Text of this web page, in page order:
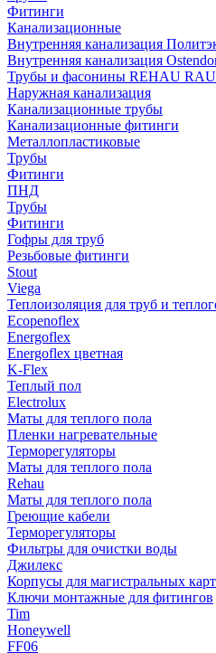
Фитинги
Канализационные
Внутренняя канализация
Внутренняя канализация
Трубы и фасонины REHAU
Наружная канализация
Канализационные трубы
Канализационные фитинги
Металлопластиковые
Трубы
Фитинги
ПНД
Трубы
Фитинги
Гофры для труб
Резьбовые фитинги
Stout
Viega
Теплоизоляция для труб и
Ecopenoflex
Energoflex
Energoflex цветная
K-Flex
Теплый пол
Electrolux
Маты для теплого пола
Пленки нагревательные
Терморегуляторы
Маты для теплого пола
Rehau
Маты для теплого пола
Греющие кабели
Терморегуляторы
Фильтры для очистки воды
Джилекс
Корпусы для магистральных
Ключи монтажные для фитингов
Tim
Honeywell
FF06